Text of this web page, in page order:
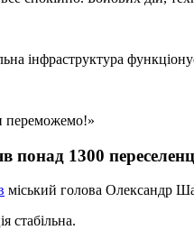
інфраструктура
переможемо!»
понад 1300
міський голова Олександр
стабільна.